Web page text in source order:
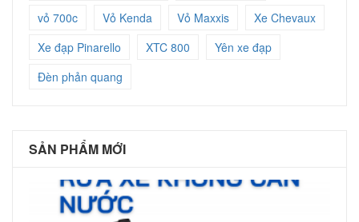
vỏ 700c
Vỏ Kenda Vỏ Maxxis
Xe Chevaux
Xe đạp Pinarello
XTC 800
Yên xe đạp
Đèn phản quang
SẢN PHẨM MỚI